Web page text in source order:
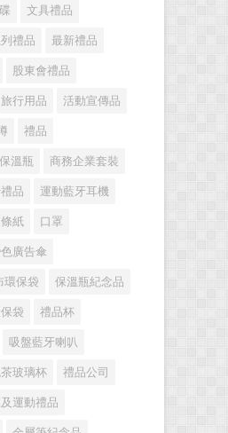
文具禮品
禮品 最新禮品
股東會禮品
旅行用品 活動宣傳品
禮品
保溫瓶 商務企業套裝
品 運動藍牙耳機
紙 口罩
廣告傘
環保袋 保溫瓶紀念品
袋 禮品杯
吸盤藍牙喇叭
玻璃杯 禮品公司
運動禮品